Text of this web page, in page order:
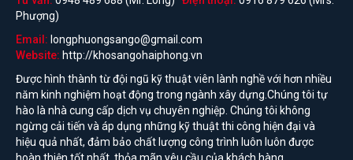
Phượng)
Email: longphuongsango@gmail.com
Website: http://khosangohaiphong.vn
Được hình thành từ đội ngũ kỹ thuật viên lành nghề với hơn nhiều
năm kinh nghiệm hoạt động trong ngành xây dựng.Chúng tôi tự
hào là nhà cung cấp dịch vụ chuyên nghiệp. Chúng tôi không
ngừng cải tiến và áp dụng những kỹ thuật thi công hiện đại và
hiệu quả nhất, đảm bảo chất lượng công trình luôn luôn được